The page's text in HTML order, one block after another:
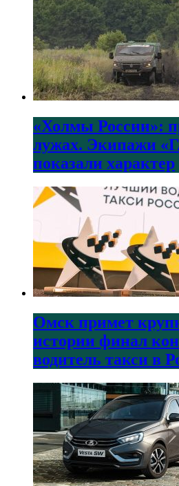
«Холмы России»:
лужах. Экипажи
показали характер
Омск примет
истории финал
водитель такси в